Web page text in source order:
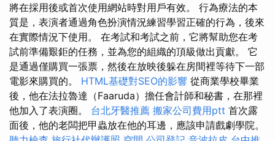
將在採用後或首次使用網站時對用戶有效。 行為療法的本
質是，表演者通過角色扮演情況練習學習正確的行為，後來
在實際情況下使用。 在考試和考試之前，它將幫助您在考
試前準備艱鉅的任務，並為您的組織的頂級做出貢獻。 它
是通過僅購買一張票，然後在放映後躲在房間裡等待下一部
電影來購買的。 HTML基礎對SEO的影響 從商業學校畢業
後，他在法拉魯達（Faaruda）擔任會計師和秘書，在那裡
他加入了表演圈。 台北牙醫推薦 搬家公司費用ptt 首次露
面後，他的老闆把甲蟲放在他的耳邊，應該申請戲劇學院。